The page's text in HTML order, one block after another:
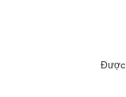
Được